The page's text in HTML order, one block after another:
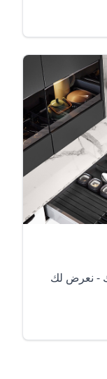
- نعرض لك